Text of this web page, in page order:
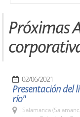
Próximas
02/06/2021
Presentación del
río"
Salamanca